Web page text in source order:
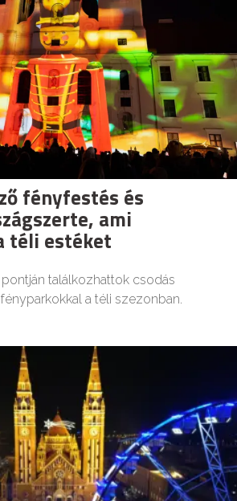
fényfestés és
ami
téli estéket
találkozhattok csodás
a téli szezonban.